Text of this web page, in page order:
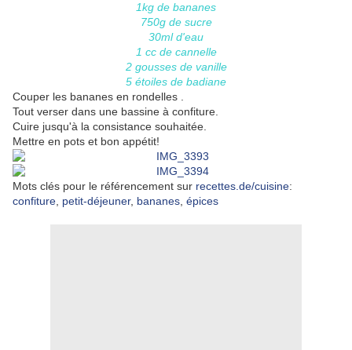
1kg de bananes
750g de sucre
30ml d'eau
1 cc de cannelle
2 gousses de vanille
5 étoiles de badiane
Couper les bananes en rondelles .
Tout verser dans une bassine à confiture.
Cuire jusqu'à la consistance souhaitée.
Mettre en pots et bon appétit!
Mots clés pour le référencement sur recettes.de/cuisine:
confiture petit-déjeuner, bananes épices